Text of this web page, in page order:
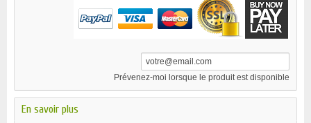
Prévenez-moi lorsque le produit est disponible
En savoir plus